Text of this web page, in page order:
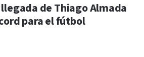
de Thiago Almada
para el fútbol